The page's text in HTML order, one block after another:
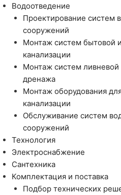
Водоотведение
Проектирование систем
сооружений
Монтаж систем бытовой
канализации
Монтаж систем ливневой
дренажа
Монтаж оборудования
канализации
Обслуживание систем
сооружений
Технология
Электроснабжение
Сантехника
Комплектация и поставка
Подбор технических